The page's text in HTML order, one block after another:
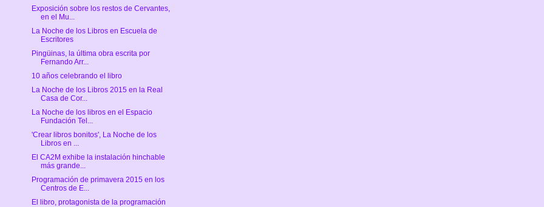
Exposición sobre los restos de Cervantes,
en el Mu...
La Noche de los Libros en Escuela de
Escritores
Pingüinas, la última obra escrita por
Fernando Arr...
10 años celebrando el libro
La Noche de los Libros 2015 en la Real
Casa de Cor...
La Noche de los libros en el Espacio
Fundación Tel...
'Crear libros bonitos', La Noche de los
Libros en ...
El CA2M exhibe la instalación hinchable
más grande...
Programación de primavera 2015 en los
Centros de E...
El libro, protagonista de la programación